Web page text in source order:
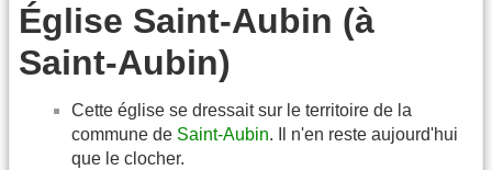
Église Saint-Aubin (à
Saint-Aubin)
Cette église se dressait sur le territoire de la
commune de Saint-Aubin. Il n'en reste aujourd'hui
que le clocher.